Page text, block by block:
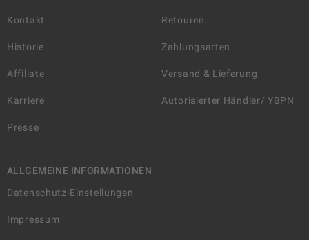
Kontakt
Historie
Affiliate
Karriere
Presse
Retouren
Zahlungsarten
Versand & Lieferung
Autorisierter Händler/ YBPN
ALLGEMEINE INFORMATIONEN
Datenschutz-Einstellungen
Impressum